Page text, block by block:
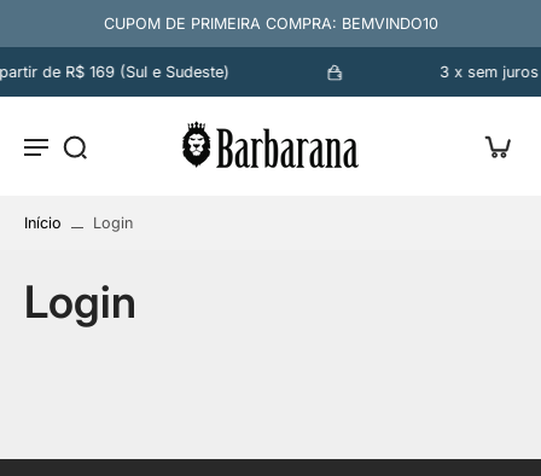
CUPOM DE PRIMEIRA COMPRA: BEMVINDO10
de R$ 169 (Sul e Sudeste) 3 x sem juros
Início Login
Login